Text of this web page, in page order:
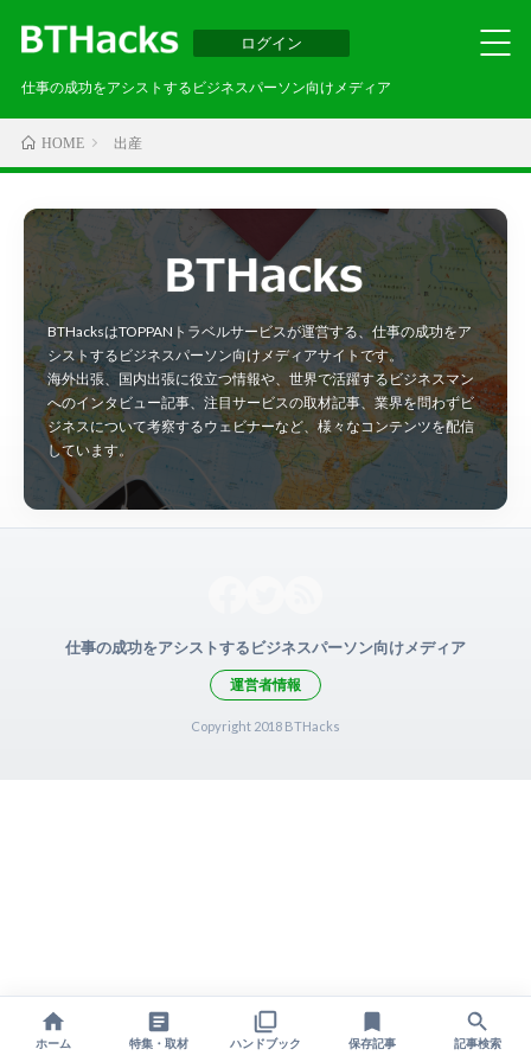
ログイン
仕事の成功をアシストするビジネスパーソン向けメディア
HOME 出産
BTHacksはTOPPANトラベルサービスが運営する、仕事の成功をア
シストするビジネスパーソン向けメディアサイトです。
海外出張、国内出張に役立つ情報や、世界で活躍するビジネスマン
へのインタビュー記事、注目サービスの取材記事、業界を問わずビ
ジネスについて考察するウェビナーなど、様々なコンテンツを配信
しています。
仕事の成功をアシストするビジネスパーソン向けメディア
運営者情報
Copyright 2018 BTHacks
ホーム 特集・取材 ハンドブック 保存記事 記事検索